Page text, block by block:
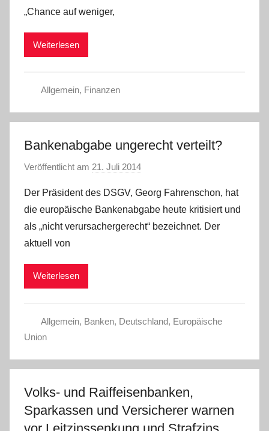
„Chance auf weniger,
Weiterlesen
Allgemein, Finanzen
Bankenabgabe ungerecht verteilt?
Veröffentlicht am 21. Juli 2014
n
a
d
Der Präsident des DSGV, Georg Fahrenschon, hat
die europäische Bankenabgabe heute kritisiert und
als „nicht verursachergerecht“ bezeichnet. Der
aktuell von
Weiterlesen
Allgemein, Banken, Deutschland, Europäische
Union
Volks- und Raiffeisenbanken,
Sparkassen und Versicherer warnen
vor Leitzinssenkung und Strafzins